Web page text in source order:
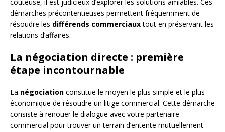
démarches précontentieuses permettent fréquemment de
résoudre les différends commerciauxtout en préservant les
relations d’affaires.
La négociation directe : première
étape incontournable
La négociation constitue le moyen le plus simple et le plus
économique de résoudre un litige commercial. Cette démarche
consiste à renouer le dialogue avec votre partenaire
commercial pour trouver un terrain d’entente mutuellement